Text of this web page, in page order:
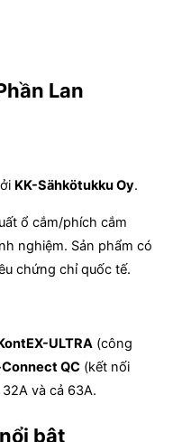
Lan
KK-Sähkötukku Oy.
ổ cắm/phích cắm
nghiệm. Sản phẩm có
chứng chỉ quốc tế.
ULTRA (công
QC (kết nối
và cả 63A.
bật